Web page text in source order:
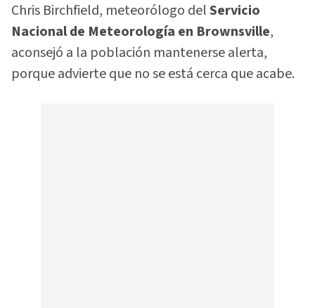
Chris Birchfield, meteorólogo delServicio
Nacional de Meteorología en Brownsville,
aconsejó a la población mantenerse alerta,
porque advierte que no se está cerca que acabe.